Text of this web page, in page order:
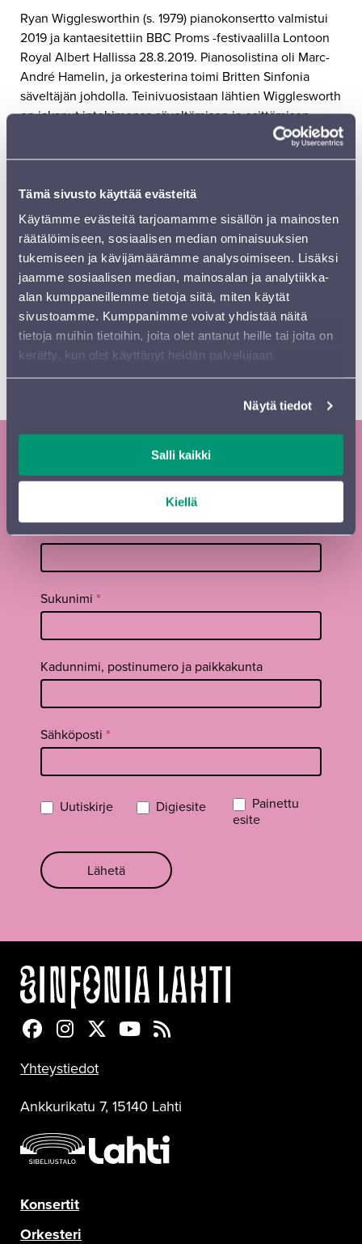
Tämä sivusto käyttää evästeitä
Käytämme evästeitä tarjoamamme sisällön ja mainosten
räätälöimiseen, sosiaalisen median ominaisuuksien
tukemiseen ja kävijämäärämme analysoimiseen. Lisäksi
jaamme sosiaalisen median, mainosalan ja analytiikka-
alan kumppaneillemme tietoja siitä, miten käytät
sivustoamme. Kumppanimme voivat yhdistää näitä
tietoja muihin tietoihin, joita olet antanut heille tai joita on
kerätty, kun olet käyttänyt heidän palvelujaan.
Näytä tiedot
Salli kaikki
Kiellä
Ryan Wigglesworthin (s. 1979) pianokonsertto valmistui
2019 ja kantaesitettiin BBC Proms -festivaalilla Lontoon
Royal Albert Hallissa 28.8.2019. Pianosolistina oli Marc-
André Hamelin, ja orkesterina toimi Britten Sinfonia
säveltäjän johdolla. Teinivuosistaan lähtien Wigglesworth
on jakanut intohimonsa säveltämisen ja esittämisen
välillä tasapuolisesti. Läpimurtonsa hän teki vuonna
2008, kun hän johti oman teoksensa Sternenfallin BBC:n
alkoi sadella, ja yhtäkkiä hän huomasi olevansa
täystyöllistetty kapellimestari, pianisti ja säveltäjä. Siitä
lähtien hän on kuulunut näkyvimpiin brittisäveltäjiin.
Kapellimestarina Wigglesworth on esiintynyt esimerkiksi
Amsterdamin Concertgebouwn, Baijerin ja
Alankomaiden radio-orkestereiden ja Suomen radion
sinfoniaorkesterin johtajana. Kiinnitettynä hän on ollut
Manchesterin Hallé-orkesterin päävierailijana ja
yhteistyötaiteilijana, jonka tehtäviin kuuluu sekä säveltää
Tilaa Sinfonia Lahden uutiskirje ja
Tilaa
uutiskirje
footer FI
Etunimi*
Sukunimi *
Kadunnimi, postinumero ja paikkakunta
Sähköposti *
Uutiskirje Digiesite
Painettu
esite
Lähetä
Sinfonia Lahti Facebookissa
Sinfonia Lahti Instagramissa
Sinfonia Lahti Twitterissä
Sinfonia Lahti YouTubessa
Sinfonia Lahti RSS-feed
Yhteystiedot
Ankkurikatu 7, 15140 Lahti
Konsertit
Orkesteri